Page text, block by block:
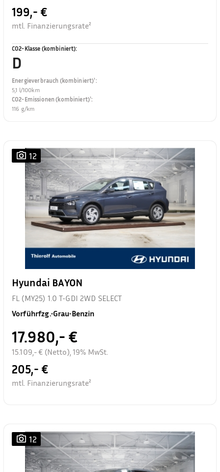
199,- €
mtl. Finanzierungsrate²
CO2-Klasse (kombiniert):
D
Energieverbrauch (kombiniert)¹:
5,1 l/100km
CO2-Emissionen (kombiniert)¹:
116 g/km
12
Hyundai BAYON
FL (MY25) 1.0 T-GDI 2WD SELECT
Vorführfzg.•Grau•Benzin
17.980,- €
15.109,- € (Netto), 19% MwSt.
205,- €
mtl. Finanzierungsrate²
12